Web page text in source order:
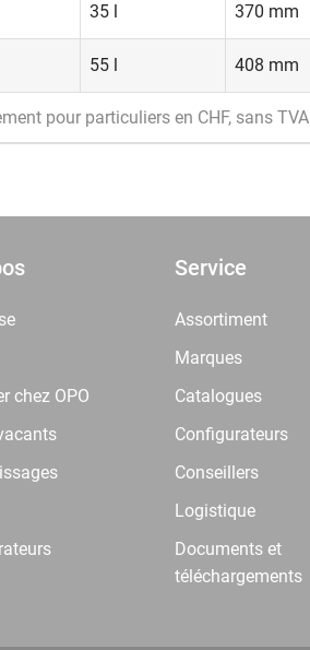
35 l 370 mm
55 l 408 mm
pour particuliers en CHF, sans TVA
chez OPO
Service
Assortiment
Marques
Catalogues
Configurateurs
Conseillers
Logistique
Documents et
téléchargements